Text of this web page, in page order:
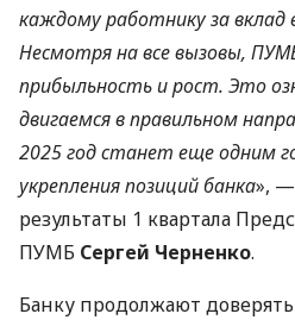
каждому работнику за
Несмотря на все вызовы,
прибыльность и рост. Это
двигаемся в правильном
2025 год станет еще одним
укрепления позиций банка»,
результаты 1 квартала
ПУМБ Сергей Черненко.
Банку продолжают